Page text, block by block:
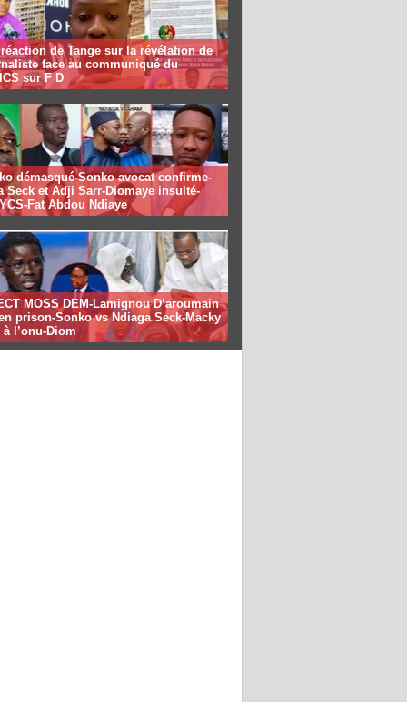
de Tange sur la révélation de
face au communiqué du
sur F D
démasqué-Sonko avocat confirme-
Seck et Adji Sarr-Diomaye insulté-
Fat Abdou Ndiaye
MOSS DEM-Lamignou D’aroumain
prison-Sonko vs Ndiaga Seck-Macky
l’onu-Diom